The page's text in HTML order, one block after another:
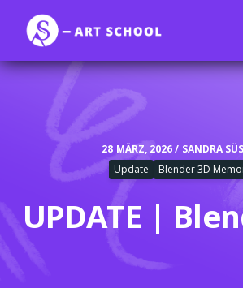
Mitgliedschaft
Anmelden
Registrieren
28 MÄRZ, 2026 / SANDRA
Update
Blender 3D
UPDATE |